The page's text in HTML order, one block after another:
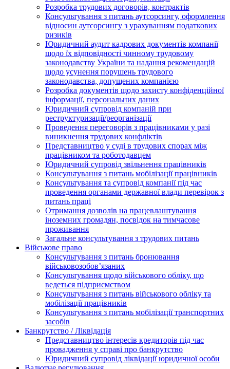
Розробка трудових договорів, контрактів
Консультування з питань аутсорсингу, оформлення
відносин аутсорсингу з урахуванням податкових
ризиків
Юридичний аудит кадрових документів компанії
щодо їх відповідності чинному трудовому
законодавству України та надання рекомендацій
щодо усунення порушень трудового
законодавства, допущених компанією
Розробка документів щодо захисту конфіденційної
інформації, персональних даних
Юридичний супровід компаній при
реструктуризації/реорганізації
Проведення переговорів з працівниками у разі
виникнення трудових конфліктів
Представництво у суді в трудових спорах між
працівником та роботодавцем
Юридичний супровід звільнення працівників
Консультування з питань мобілізації працівників
Консультування та супровід компанії під час
проведення органами державної влади перевірок з
питань праці
Отримання дозволів на працевлаштування
іноземних громадян, посвідок на тимчасове
проживання
Загальне консультування з трудових питань
Військове право
Консультування з питань бронювання
військовозобов’язаних
Консультування щодо військового обліку, що
ведеться підприємством
Консультування з питань військового обліку та
мобілізації працівників
Консультування з питань мобілізації транспортних
засобів
Банкрутство / Ліквідація
Представництво інтересів кредиторів під час
провадження у справі про банкрутство
Юридичний супровід ліквідації юридичної особи